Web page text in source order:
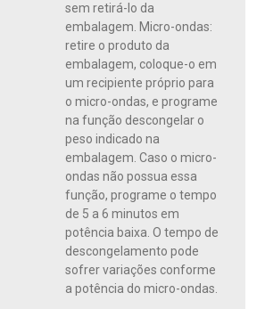
sem retirá-lo da
embalagem. Micro-ondas:
retire o produto da
embalagem, coloque-o em
um recipiente próprio para
o micro-ondas, e programe
na função descongelar o
peso indicado na
embalagem. Caso o micro-
ondas não possua essa
função, programe o tempo
de 5 a 6 minutos em
potência baixa. O tempo de
descongelamento pode
sofrer variações conforme
a potência do micro-ondas.